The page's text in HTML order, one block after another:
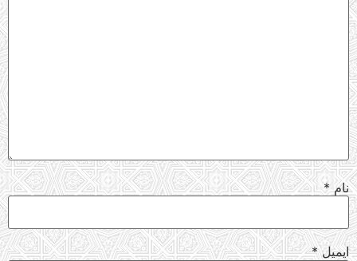
نام*
ایمیل*